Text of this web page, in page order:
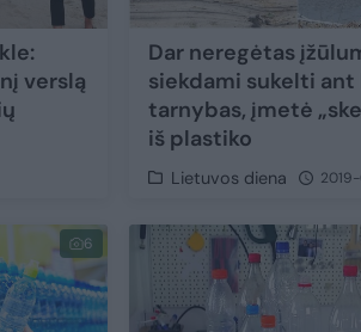
verslą
Dar neregėtas
siekdami sukelti ant
tarnybas, įmetė
iš plastiko
Lietuvos diena
6